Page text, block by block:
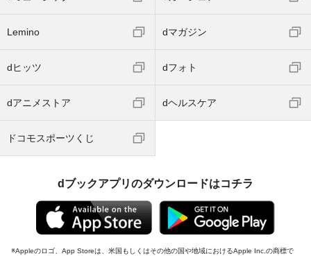
Lemino dマガジン
dヒッツ dフォト
dアニメストア dヘルスケア
ドコモスポーツくじ
dブックアプリのダウンロードはコチラ
Appleのロゴ、App Storeは、米国もしくはその他の国や地域におけるApple Inc.の商標で